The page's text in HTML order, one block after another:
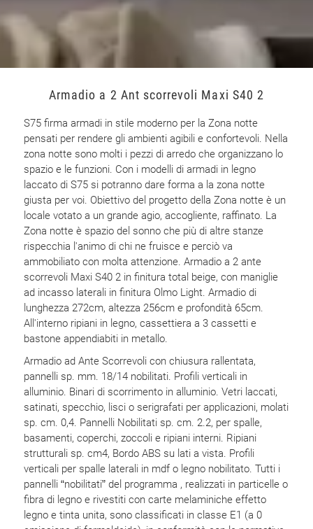
Armadio a 2 Ant scorrevoli Maxi S40 2
S75 firma armadi in stile moderno per la Zona notte
pensati per rendere gli ambienti agibili e confortevoli. Nella
zona notte sono molti i pezzi di arredo che organizzano lo
spazio e le funzioni. Con i modelli di armadi in legno
laccato di S75 si potranno dare forma a la zona notte
giusta per voi. Obiettivo del progetto della Zona notte è un
locale votato a un grande agio, accogliente, raffinato. La
Zona notte è spazio del sonno che più di altre stanze
rispecchia l'animo di chi ne fruisce e perciò va
ammobiliato con molta attenzione. Armadio a 2 ante
scorrevoli Maxi S40 2 in finitura total beige, con maniglie
ad incasso laterali in finitura Olmo Light. Armadio di
lunghezza 272cm, altezza 256cm e profondità 65cm.
All'interno ripiani in legno, cassettiera a 3 cassetti e
bastone appendiabiti in metallo.
Armadio ad Ante Scorrevoli con chiusura rallentata,
pannelli sp. mm. 18/14 nobilitati. Profili verticali in
alluminio. Binari di scorrimento in alluminio. Vetri laccati,
satinati, specchio, lisci o serigrafati per applicazioni, molati
sp. cm. 0,4. Pannelli Nobilitati sp. cm. 2.2, per spalle,
basamenti, coperchi, zoccoli e ripiani interni. Ripiani
strutturali sp. cm4, Bordo ABS su lati a vista. Profili
verticali per spalle laterali in mdf o legno nobilitato. Tutti i
pannelli “nobilitati” del programma , realizzati in particelle o
fibra di legno e rivestiti con carte melaminiche effetto
legno e tinta unita, sono classificati in classe E1 (a 0